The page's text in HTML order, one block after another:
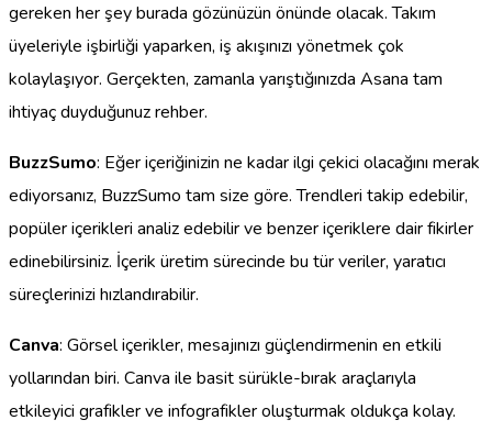
gereken her şey burada gözünüzün önünde olacak. Takım
üyeleriyle işbirliği yaparken, iş akışınızı yönetmek çok
kolaylaşıyor. Gerçekten, zamanla yarıştığınızda Asana tam
ihtiyaç duyduğunuz rehber.
BuzzSumo: Eğer içeriğinizin ne kadar ilgi çekici olacağını merak
ediyorsanız, BuzzSumo tam size göre. Trendleri takip edebilir,
popüler içerikleri analiz edebilir ve benzer içeriklere dair fikirler
edinebilirsiniz. İçerik üretim sürecinde bu tür veriler, yaratıcı
süreçlerinizi hızlandırabilir.
Canva: Görsel içerikler, mesajınızı güçlendirmenin en etkili
yollarından biri. Canva ile basit sürükle-bırak araçlarıyla
etkileyici grafikler ve infografikler oluşturmak oldukça kolay.